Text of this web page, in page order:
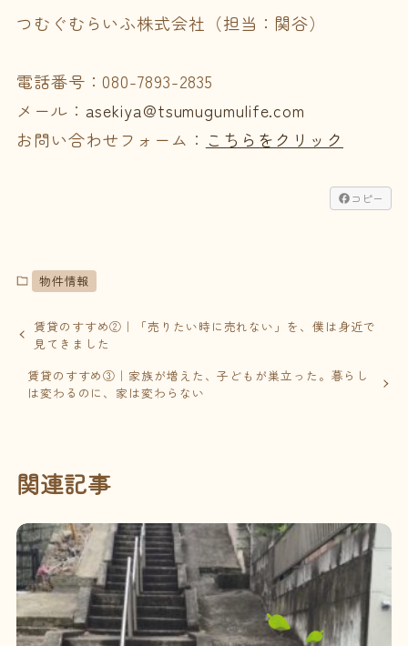
つむぐむらいふ株式会社（担当：関谷）
電話番号：080-7893-2835
メール： asekiya@tsumugumulife.com
お問い合わせフォーム： こちらをクリック
コピー
物件情報
賃貸のすすめ②｜「売りたい時に売れない」を、僕は身近で
見てきました
賃貸のすすめ③｜家族が増えた、子どもが巣立った。暮らし
は変わるのに、家は変わらない
関連記事